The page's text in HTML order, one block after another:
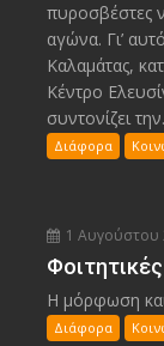
πυροσβέστες
αγώνα. Γι’
Καλαμάτας,
Κέντρο
συντονίζει
Διάφορα
1 Αυγούστου
Η μόρφωση και
Διάφορα